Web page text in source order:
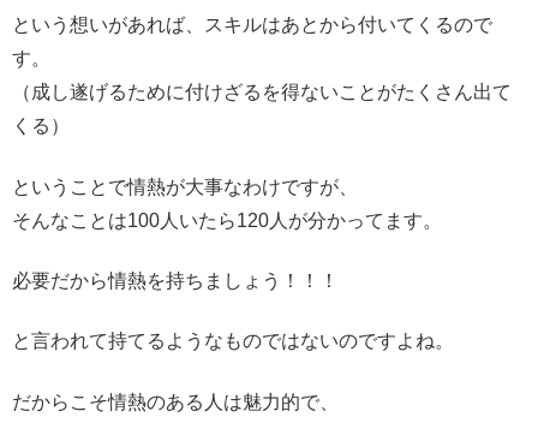
という想いがあれば、スキルはあとから付いてくるので
す。
（成し遂げるために付けざるを得ないことがたくさん出て
くる）
ということで情熱が大事なわけですが、
そんなことは100人いたら120人が分かってます。
必要だから情熱を持ちましょう！！！
と言われて持てるようなものではないのですよね。
だからこそ情熱のある人は魅力的で、